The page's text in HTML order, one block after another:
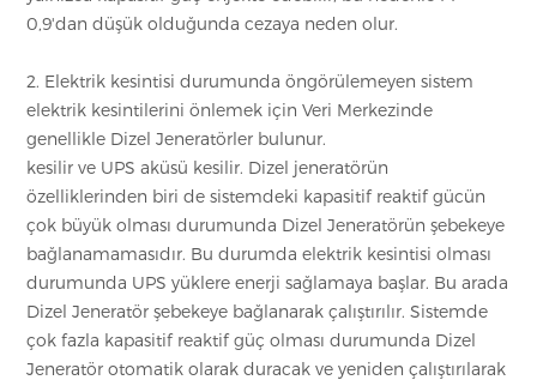
0,9'dan düşük olduğunda cezaya neden olur.
2. Elektrik kesintisi durumunda öngörülemeyen sistem
elektrik kesintilerini önlemek için Veri Merkezinde
genellikle Dizel Jeneratörler bulunur.
kesilir ve UPS aküsü kesilir. Dizel jeneratörün
özelliklerinden biri de sistemdeki kapasitif reaktif gücün
çok büyük olması durumunda Dizel Jeneratörün şebekeye
bağlanamamasıdır. Bu durumda elektrik kesintisi olması
durumunda UPS yüklere enerji sağlamaya başlar. Bu arada
Dizel Jeneratör şebekeye bağlanarak çalıştırılır. Sistemde
çok fazla kapasitif reaktif güç olması durumunda Dizel
Jeneratör otomatik olarak duracak ve yeniden çalıştırılarak